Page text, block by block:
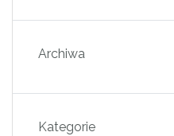
Archiwa
Kategorie